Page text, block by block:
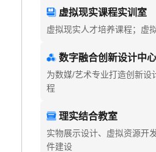
虚拟现实课程实训室
虚拟现实人才培养课程；虚
数字融合创新设计中心
为数媒/艺术专业打造创新设
程
理实结合教室
实物展示设计、虚拟资源开
件建设